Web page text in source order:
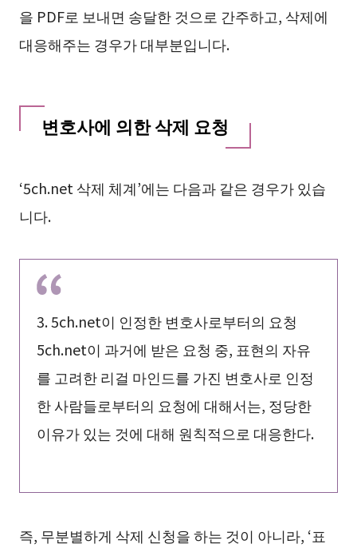
을 PDF로 보내면 송달한 것으로 간주하고, 삭제에
대응해주는 경우가 대부분입니다.
변호사에 의한 삭제 요청
‘5ch.net 삭제 체계’에는 다음과 같은 경우가 있습
니다.
3. 5ch.net이 인정한 변호사로부터의 요청
5ch.net이 과거에 받은 요청 중, 표현의 자유
를 고려한 리걸 마인드를 가진 변호사로 인정
한 사람들로부터의 요청에 대해서는, 정당한
이유가 있는 것에 대해 원칙적으로 대응한다.
즉, 무분별하게 삭제 신청을 하는 것이 아니라, ‘표